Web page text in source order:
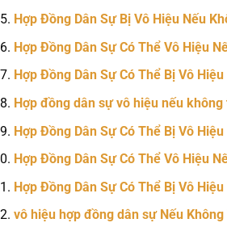
Hợp Đồng Dân Sự Bị Vô Hiệu Nếu
Hợp Đồng Dân Sự Có Thể Vô Hiệu
Hợp Đồng Dân Sự Có Thể Bị Vô
Hợp đồng dân sự vô hiệu nếu
Hợp Đồng Dân Sự Có Thể Bị Vô
Hợp Đồng Dân Sự Có Thể Vô Hiệu
Hợp Đồng Dân Sự Có Thể Bị Vô
vô hiệu hợp đồng dân sự Nếu